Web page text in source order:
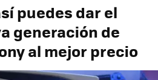
puedes dar el
generación de
al mejor precio